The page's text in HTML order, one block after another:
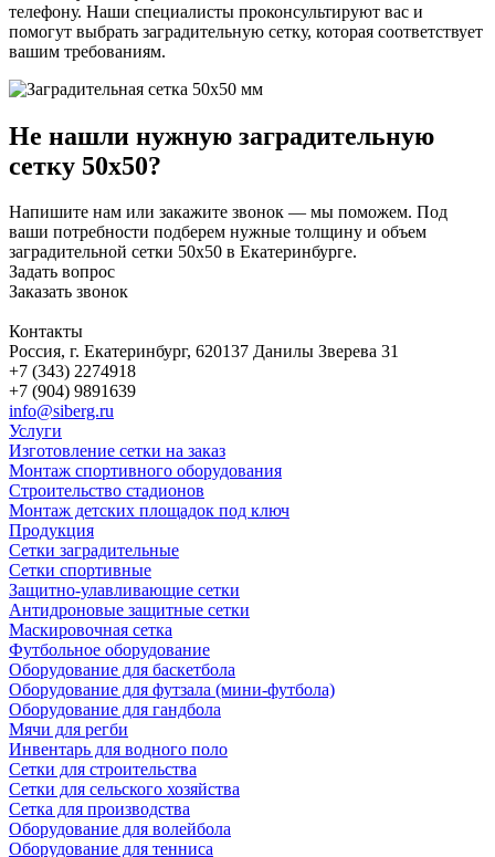
телефону. Наши специалисты проконсультируют вас и
помогут выбрать заградительную сетку, которая соответствует
вашим требованиям.
Не нашли нужную заградительную
сетку 50х50?
Напишите нам или закажите звонок — мы поможем. Под
ваши потребности подберем нужные толщину и объем
заградительной сетки 50х50 в Екатеринбурге.
Задать вопрос
Заказать звонок
Контакты
Россия, г. Екатеринбург, 620137 Данилы Зверева 31
+7 (343) 2274918
+7 (904) 9891639
info@siberg.ru
Услуги
Изготовление сетки на заказ
Монтаж спортивного оборудования
Строительство стадионов
Монтаж детских площадок под ключ
Продукция
Сетки заградительные
Сетки спортивные
Защитно-улавливающие сетки
Антидроновые защитные сетки
Маскировочная сетка
Футбольное оборудование
Оборудование для баскетбола
Оборудование для футзала (мини-футбола)
Оборудование для гандбола
Мячи для регби
Инвентарь для водного поло
Сетки для строительства
Сетки для сельского хозяйства
Сетка для производства
Оборудование для волейбола
Оборудование для тенниса